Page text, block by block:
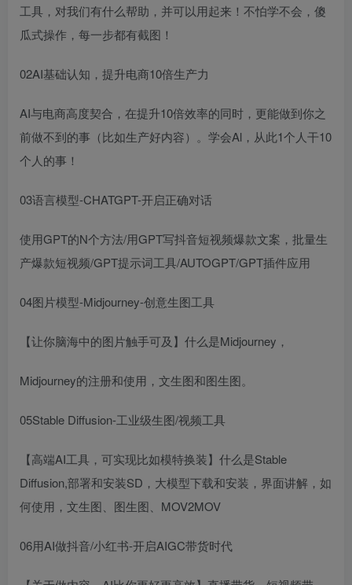
工具，对我们有什么帮助，并可以用起来！不怕学不会，傻
瓜式操作，每一步都有截图！
02AI基础认知，提升电商10倍生产力
AI与电商高度契合，在提升10倍效率的同时，更能做到你之
前做不到的事（比如生产好内容）。学会Al，从此1个人干10
个人的事！
03语言模型-CHATGPT-开启正确对话
使用GPT的N个方法/用GPT写抖音短视频爆款文案，批量生
产爆款短视频/GPT提示词工具/AUTOGPT/GPT插件应用
04图片模型-Midjourney-创意生图工具
【让你脑海中的图片触手可及】什么是Midjourney，
Midjourney的注册和使用，文生图和图生图。
05Stable Diffusion-工业级生图/视频工具
【高端AI工具，可实现比如模特换装】什么是Stable
Diffusion,部署和安装SD，大模型下载和安装，界面讲解，如
何使用，文生图、图生图、MOV2MOV
06用AI做抖音/小红书-开启AIGC带货时代